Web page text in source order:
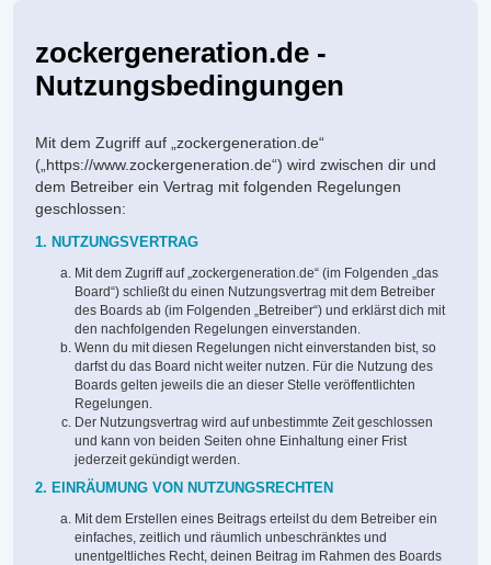
zockergeneration.de -
Nutzungsbedingungen
Mit dem Zugriff auf „zockergeneration.de“
(„https://www.zockergeneration.de“) wird zwischen dir und
dem Betreiber ein Vertrag mit folgenden Regelungen
geschlossen:
1. NUTZUNGSVERTRAG
Mit dem Zugriff auf „zockergeneration.de“ (im Folgenden „das
Board“) schließt du einen Nutzungsvertrag mit dem Betreiber
des Boards ab (im Folgenden „Betreiber“) und erklärst dich mit
den nachfolgenden Regelungen einverstanden.
Wenn du mit diesen Regelungen nicht einverstanden bist, so
darfst du das Board nicht weiter nutzen. Für die Nutzung des
Boards gelten jeweils die an dieser Stelle veröffentlichten
Regelungen.
Der Nutzungsvertrag wird auf unbestimmte Zeit geschlossen
und kann von beiden Seiten ohne Einhaltung einer Frist
jederzeit gekündigt werden.
2. EINRÄUMUNG VON NUTZUNGSRECHTEN
Mit dem Erstellen eines Beitrags erteilst du dem Betreiber ein
einfaches, zeitlich und räumlich unbeschränktes und
unentgeltliches Recht, deinen Beitrag im Rahmen des Boards